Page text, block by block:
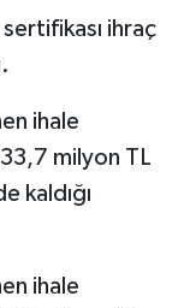
ihraç
ihale
milyon TL
kaldığı
ihale